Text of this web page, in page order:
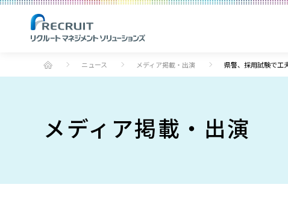
ニュース メディア掲載・出演 県警、採用試験で
メディア掲載・出演